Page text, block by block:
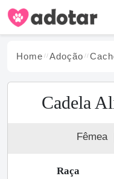
Home Adoção
Cadela
Fêmea
Raça